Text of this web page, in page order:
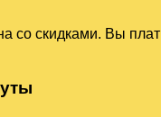
со скидками. Вы